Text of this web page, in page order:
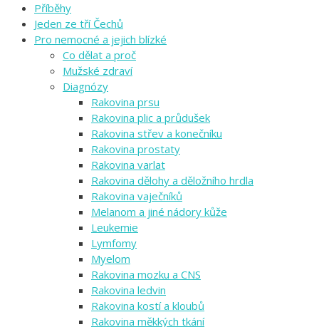
Příběhy
Jeden ze tří Čechů
Pro nemocné a jejich blízké
Co dělat a proč
Mužské zdraví
Diagnózy
Rakovina prsu
Rakovina plic a průdušek
Rakovina střev a konečníku
Rakovina prostaty
Rakovina varlat
Rakovina dělohy a děložního hrdla
Rakovina vaječníků
Melanom a jiné nádory kůže
Leukemie
Lymfomy
Myelom
Rakovina mozku a CNS
Rakovina ledvin
Rakovina kostí a kloubů
Rakovina měkkých tkání